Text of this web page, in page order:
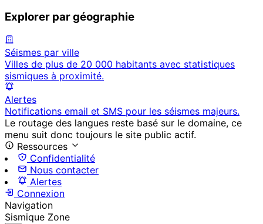
Explorer par géographie
Séismes par ville
Villes de plus de 20 000 habitants avec statistiques
sismiques à proximité.
Alertes
Notifications email et SMS pour les séismes majeurs.
Le routage des langues reste basé sur le domaine, ce
menu suit donc toujours le site public actif.
Ressources
Confidentialité
Nous contacter
Alertes
Connexion
Navigation
Sismique Zone